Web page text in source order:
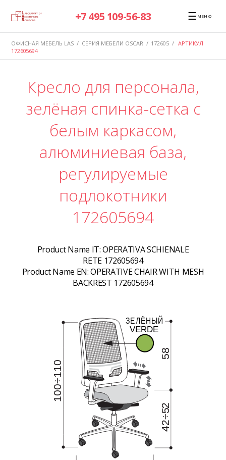
+7 495 109-56-83 ☰ МЕНЮ
ОФИСНАЯ МЕБЕЛЬ LAS / СЕРИЯ МЕБЕЛИ OSCAR / 172605 / АРТИКУЛ
172605694
Кресло для персонала,
зелёная спинка-сетка с
белым каркасом,
алюминиевая база,
регулируемые
подлокотники
172605694
Product Name IT:OPERATIVA SCHIENALE
RETE 172605694
Product Name EN:OPERATIVE CHAIR WITH MESH
BACKREST 172605694